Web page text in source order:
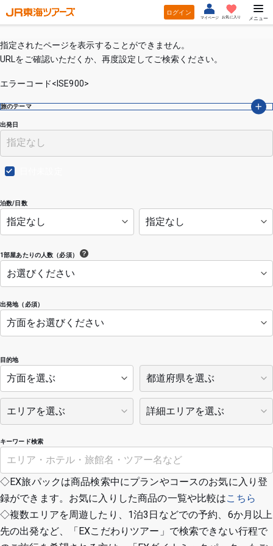
ログイン
マイページ お気に入り メニュー
指定されたページを表示することができません。
URLをご確認いただくか、再度設定してご検索ください。
エラーコード<ISE900>
出発地（必須）
出発日
泊数/日数
1部屋あたりの人数（必須）
目的地
キーワード検索
旅のテーマ
◇EX旅パックは商品検索中にプランやコースのお気に入り登
録ができます。お気に入りした商品の一覧や比較はこちら
◇複数エリアを周遊したり、1泊3日などでの予約、6か月以上
先の出発など、「EXこだわりツアー」で検索できない行程で